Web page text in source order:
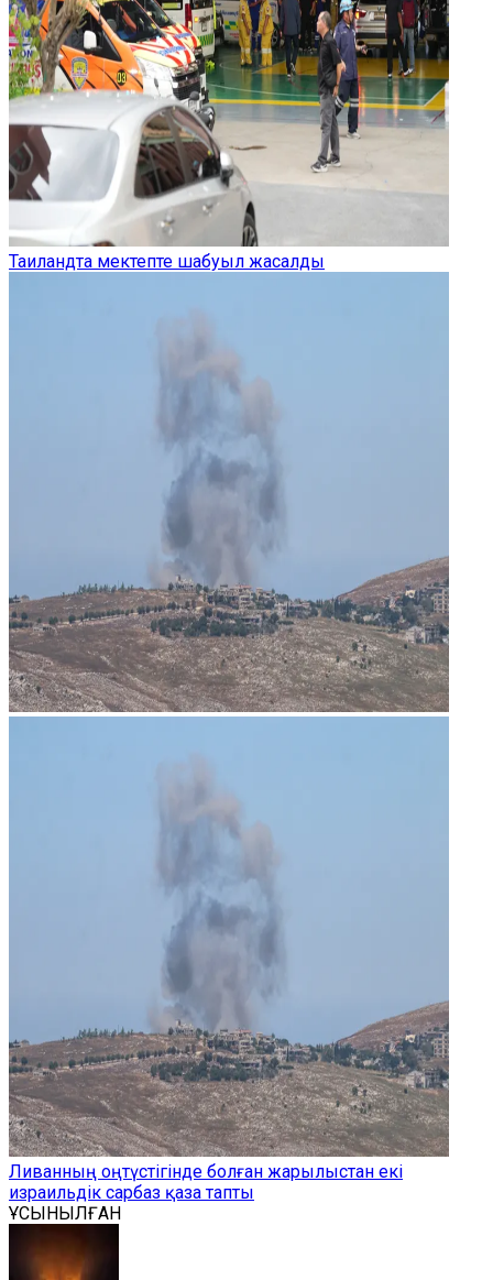
Таиландта мектепте шабуыл жасалды
Ливанның оңтүстігінде болған жарылыстан екі
израильдік сарбаз қаза тапты
ҰСЫНЫЛҒАН